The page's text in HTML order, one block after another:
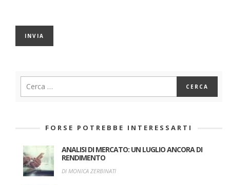
FORSE POTREBBE INTERESSARTI
ANALISI DI MERCATO: UN LUGLIO ANCORA DI
RENDIMENTO
DI MONICA ZERBINATI